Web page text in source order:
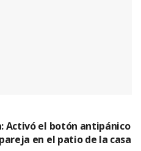
Activó el botón antipánico
en el patio de la casa